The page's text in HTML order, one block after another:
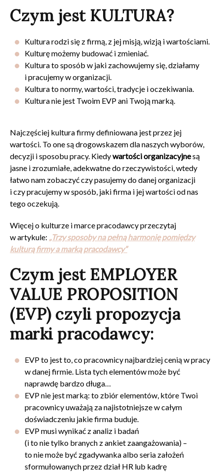
Czym jest KULTURA?
Kultura rodzi się z firmą, z jej misją, wizją i wartościami.
Kulturę możemy budować i zmieniać.
Kultura to sposób w jaki zachowujemy się, działamy
i pracujemy w organizacji.
Kultura to normy, wartości, tradycje i oczekiwania.
Kultura nie jest Twoim EVP ani Twoją marką.
Najczęściej kultura firmy definiowana jest przez jej
wartości. To one są drogowskazem dla naszych wyborów,
decyzji i sposobu pracy. Kiedywartości organizacyjnesą
jasne i zrozumiałe, adekwatne do rzeczywistości, wtedy
łatwo nam zobaczyć czy pasujemy do danej organizacji
i czy pracujemy w sposób, jaki firma i jej wartości od nas
tego oczekują.
Więcej o kulturze i marce pracodawcy przeczytaj
w artykule: „Trzy sposoby na pełną harmonię pomiędzy
kulturą firmy a marką pracodawcy”
Czym jest EMPLOYER
VALUE PROPOSITION
(EVP) czyli propozycja
marki pracodawcy:
EVP to jest to, co pracownicy najbardziej cenią w pracy
w danej firmie. Lista tych elementów może być
naprawdę bardzo długa…
EVP nie jest marką: to zbiór elementów, które Twoi
pracownicy uważają za najistotniejsze w całym
doświadczeniu jakie firma buduje.
EVP musi wynikać z analiz i badań
(i to nie tylko branych z ankiet zaangażowania) –
to nie może być zgadywanka albo seria założeń
sformułowanych przez dział HR lub kadrę